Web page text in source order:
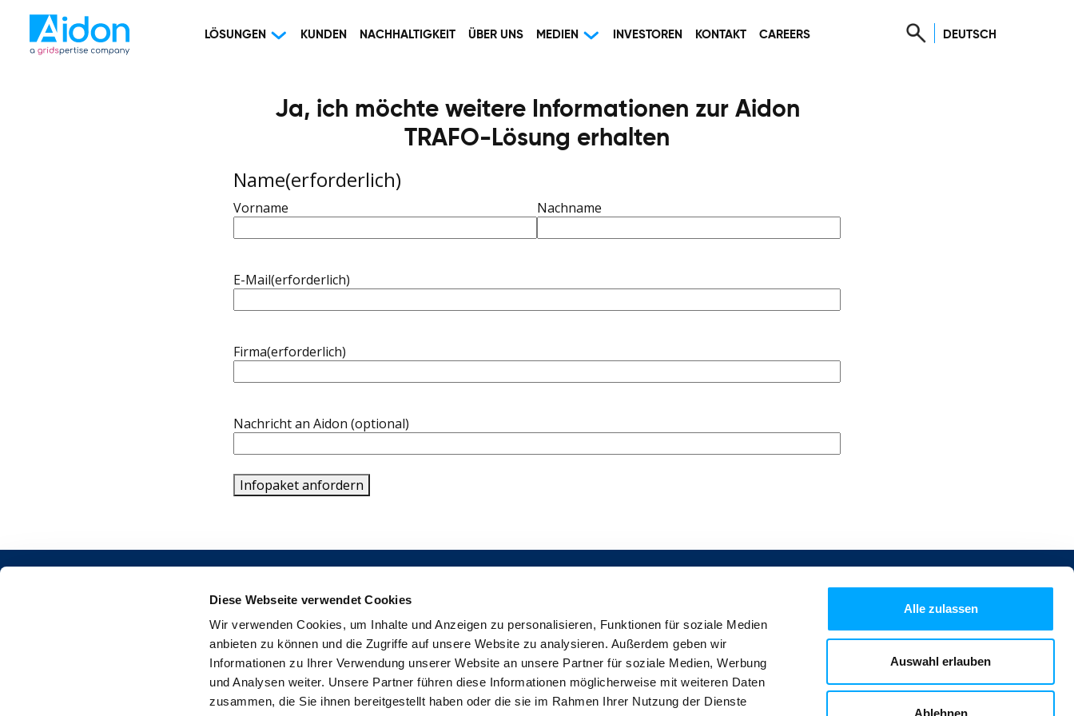
Diese Webseite verwendet Cookies
Wir verwenden Cookies, um Inhalte und Anzeigen zu personalisieren, Funktionen für soziale Medien
anbieten zu können und die Zugriffe auf unsere Website zu analysieren. Außerdem geben wir
Informationen zu Ihrer Verwendung unserer Website an unsere Partner für soziale Medien, Werbung
und Analysen weiter. Unsere Partner führen diese Informationen möglicherweise mit weiteren Daten
zusammen, die Sie ihnen bereitgestellt haben oder die sie im Rahmen Ihrer Nutzung der Dienste
Alle zulassen
Auswahl erlauben
Ablehnen
LÖSUNGEN KUNDEN NACHHALTIGKEIT ÜBER UNS MEDIEN INVESTOREN KONTAKT CAREERS DEUTSCH
Ja, ich möchte weitere Informationen zur Aidon
TRAFO-Lösung erhalten
Name(erforderlich)
Vorname Nachname
E-Mail(erforderlich)
Firma(erforderlich)
Nachricht an Aidon (optional)
Infopaket anfordern
Piippukatu 11
40100 Jyväskylä
info@aidon.com
Kontaktinformationen
Use of cookies